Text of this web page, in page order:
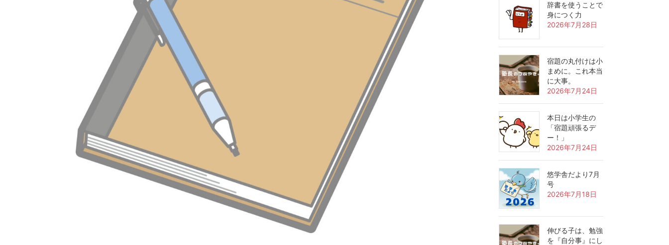
辞書を使うことで
身につく力
2026年7月28日
宿題の丸付けは小
まめに。これ本当
に大事。
2026年7月24日
本日は小学生の
「宿題頑張るデ
ー！」
2026年7月24日
悠学舎だより7月
号
2026年7月18日
伸びる子は、勉強
を『自分事』にし